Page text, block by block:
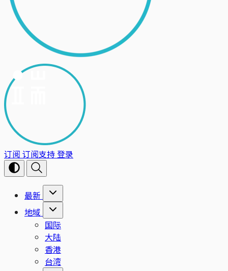
订阅 订阅支持登录
最新
地域
国际
大陆
香港
台湾